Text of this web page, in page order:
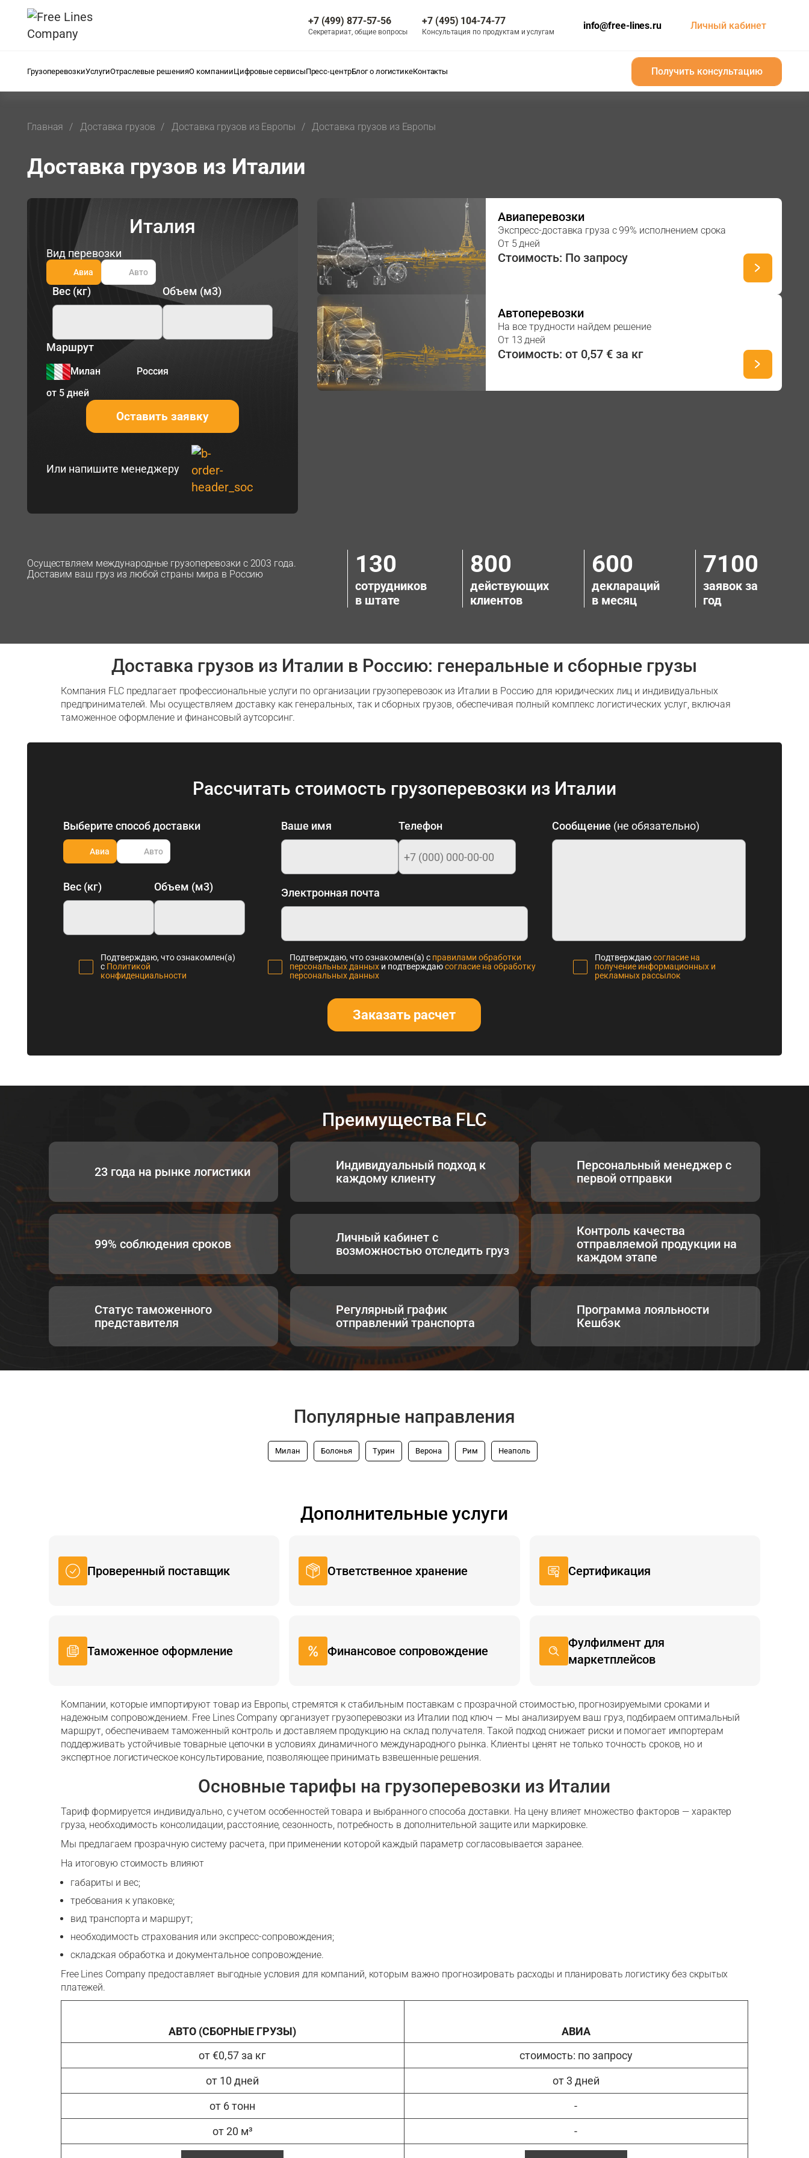
+7 (499) 877-57-56
Секретариат, общие вопросы
+7 (495) 104-74-77
Консультация по продуктам и услугам
info@free-lines.ru Личный кабинет
ГрузоперевозкиУслугиОтраслевые решенияО компанииЦифровые сервисыПресс-центрБлог о логистикеКонтакты Получить консультацию
Получить консультацию
Главная Доставка грузов Доставка грузов из Европы Доставка грузов из Европы
Доставка грузов из Италии
Италия
Вид перевозки
Авиа Авто
Вес (кг) Объем (м3)
Маршрут
Милан
Россия
от 5 дней
Оставить заявку
Или напишите менеджеру
Авиаперевозки
Экспресс-доставка груза с 99% исполнением срока
От 5 дней
Стоимость: По запросу
Автоперевозки
На все трудности найдем решение
От 13 дней
Стоимость: от 0,57 € за кг
Осуществляем международные грузоперевозки с 2003 года.
Доставим ваш груз из любой страны мира в Россию
130
сотрудников
в штате
800
действующих
клиентов
600
деклараций
в месяц
7100
заявок за
год
Доставка грузов из Италии в Россию: генеральные и сборные грузы
Компания FLC предлагает профессиональные услуги по организации грузоперевозок из Италии в Россию для юридических лиц и индивидуальных
предпринимателей. Мы осуществляем доставку как генеральных, так и сборных грузов, обеспечивая полный комплекс логистических услуг, включая
таможенное оформление и финансовый аутсорсинг.
Рассчитать стоимость грузоперевозки из Италии
Выберите способ доставки
Авиа Авто
Вес (кг) Объем (м3)
Ваше имя Телефон
Электронная почта
Сообщение (не обязательно)
Подтверждаю, что ознакомлен(а)
с Политикой
конфиденциальности
Подтверждаю, что ознакомлен(а) с правилами обработки
персональных данных и подтверждаюсогласие на обработку
персональных данных
Подтверждаюсогласие на
получение информационных и
рекламных рассылок
Заказать расчет
Преимущества FLC
23 года на рынке логистики
Индивидуальный подход к
каждому клиенту
Персональный менеджер с
первой отправки
99% соблюдения сроков
Личный кабинет с
возможностью отследить груз
Контроль качества
отправляемой продукции на
каждом этапе
Статус таможенного
представителя
Регулярный график
отправлений транспорта
Программа лояльности
Кешбэк
Популярные направления
Милан Болонья Турин Верона Рим Неаполь
Дополнительные услуги
Проверенный поставщик Ответственное хранение Сертификация
Таможенное оформление Финансовое сопровождение
Фулфилмент для
маркетплейсов
Компании, которые импортируют товар из Европы, стремятся к стабильным поставкам с прозрачной стоимостью, прогнозируемыми сроками и
надежным сопровождением. Free Lines Company организует грузоперевозки из Италии под ключ — мы анализируем ваш груз, подбираем оптимальный
маршрут, обеспечиваем таможенный контроль и доставляем продукцию на склад получателя. Такой подход снижает риски и помогает импортерам
поддерживать устойчивые товарные цепочки в условиях динамичного международного рынка. Клиенты ценят не только точность сроков, но и
экспертное логистическое консультирование, позволяющее принимать взвешенные решения.
Основные тарифы на грузоперевозки из Италии
Тариф формируется индивидуально, с учетом особенностей товара и выбранного способа доставки. На цену влияет множество факторов — характер
груза, необходимость консолидации, расстояние, сезонность, потребность в дополнительной защите или маркировке.
Мы предлагаем прозрачную систему расчета, при применении которой каждый параметр согласовывается заранее.
На итоговую стоимость влияют
габариты и вес;
требования к упаковке;
вид транспорта и маршрут;
необходимость страхования или экспресс-сопровождения;
складская обработка и документальное сопровождение.
Free Lines Company предоставляет выгодные условия для компаний, которым важно прогнозировать расходы и планировать логистику без скрытых
платежей.
АВТО (СБОРНЫЕ ГРУЗЫ)
от €0,57 за кг
от 10 дней
от 6 тонн
от 20 м³
АВИА
стоимость: по запросу
от 3 дней
-
-